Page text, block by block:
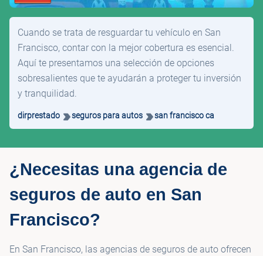
Cuando se trata de resguardar tu vehículo en San
Francisco, contar con la mejor cobertura es esencial.
Aquí te presentamos una selección de opciones
sobresalientes que te ayudarán a proteger tu inversión
y tranquilidad.
dirprestado seguros para autos san francisco ca
¿Necesitas una agencia de
seguros de auto en San
Francisco?
En San Francisco, las agencias de seguros de auto ofrecen